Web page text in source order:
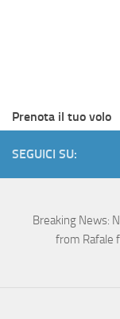
Prenota il tuo volo
SEGUICI SU:
Breaking News:
from Rafale